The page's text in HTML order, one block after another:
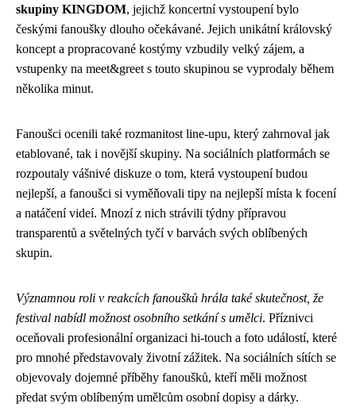
skupiny KINGDOM, jejichž koncertní vystoupení bylo
českými fanoušky dlouho očekávané. Jejich unikátní královský
koncept a propracované kostýmy vzbudily velký zájem, a
vstupenky na meet&greet s touto skupinou se vyprodaly během
několika minut.
Fanoušci ocenili také rozmanitost line-upu, který zahrnoval jak
etablované, tak i novější skupiny. Na sociálních platformách se
rozpoutaly vášnivé diskuze o tom, která vystoupení budou
nejlepší, a fanoušci si vyměňovali tipy na nejlepší místa k focení
a natáčení videí. Mnozí z nich strávili týdny přípravou
transparentů a světelných tyčí v barvách svých oblíbených
skupin.
Významnou roli v reakcích fanoušků hrála také skutečnost, že
festival nabídl možnost osobního setkání s umělci. Příznivci
oceňovali profesionální organizaci hi-touch a foto událostí, které
pro mnohé představovaly životní zážitek. Na sociálních sítích se
objevovaly dojemné příběhy fanoušků, kteří měli možnost
předat svým oblíbeným umělcům osobní dopisy a dárky.